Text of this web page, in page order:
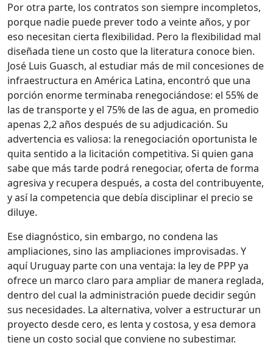
Por otra parte, los contratos son siempre incompletos,
porque nadie puede prever todo a veinte años, y por
eso necesitan cierta flexibilidad. Pero la flexibilidad mal
diseñada tiene un costo que la literatura conoce bien.
José Luis Guasch, al estudiar más de mil concesiones de
infraestructura en América Latina, encontró que una
porción enorme terminaba renegociándose: el 55% de
las de transporte y el 75% de las de agua, en promedio
apenas 2,2 años después de su adjudicación. Su
advertencia es valiosa: la renegociación oportunista le
quita sentido a la licitación competitiva. Si quien gana
sabe que más tarde podrá renegociar, oferta de forma
agresiva y recupera después, a costa del contribuyente,
y así la competencia que debía disciplinar el precio se
diluye.
Ese diagnóstico, sin embargo, no condena las
ampliaciones, sino las ampliaciones improvisadas. Y
aquí Uruguay parte con una ventaja: la ley de PPP ya
ofrece un marco claro para ampliar de manera reglada,
dentro del cual la administración puede decidir según
sus necesidades. La alternativa, volver a estructurar un
proyecto desde cero, es lenta y costosa, y esa demora
tiene un costo social que conviene no subestimar.